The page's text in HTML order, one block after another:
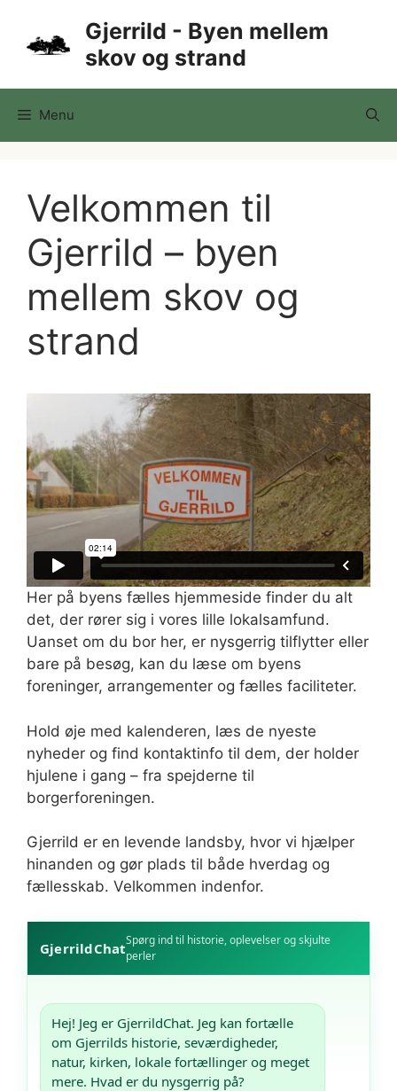
indhold
Gjerrild - Byen mellem
skov og strand
Menu
Velkommen til
Gjerrild – byen
mellem skov og
strand
Her på byens fælles hjemmeside finder du alt
det, der rører sig i vores lille lokalsamfund.
Uanset om du bor her, er nysgerrig tilflytter eller
bare på besøg, kan du læse om byens
foreninger, arrangementer og fælles faciliteter.
Hold øje med kalenderen, læs de nyeste
nyheder og find kontaktinfo til dem, der holder
hjulene i gang – fra spejderne til
borgerforeningen.
Gjerrild er en levende landsby, hvor vi hjælper
hinanden og gør plads til både hverdag og
fællesskab. Velkommen indenfor.
GjerrildChatSpørg ind til historie, oplevelser og skjulte
perler
Hej! Jeg er GjerrildChat. Jeg kan fortælle
om Gjerrilds historie, seværdigheder,
natur, kirken, lokale fortællinger og meget
mere. Hvad er du nysgerrig på?